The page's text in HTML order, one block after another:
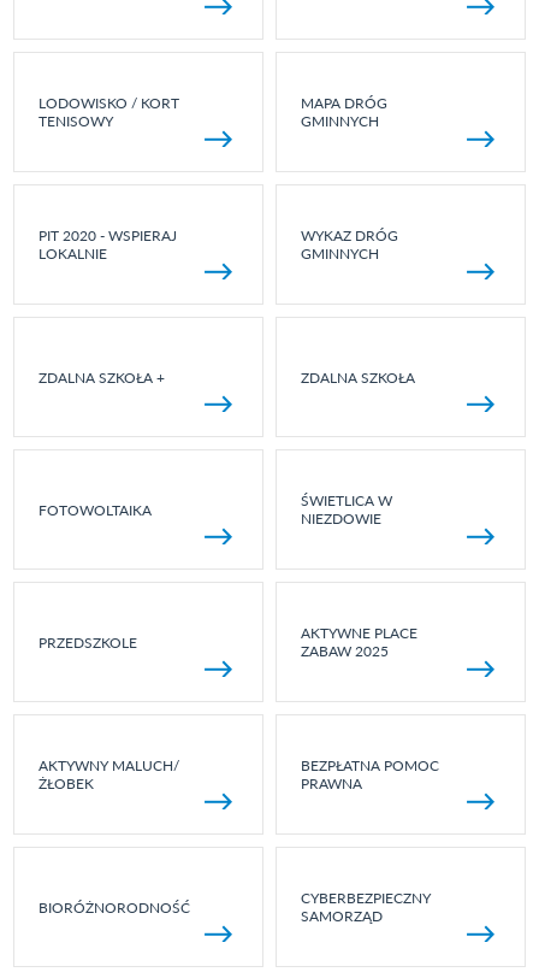
LODOWISKO / KORT
TENISOWY
MAPA DRÓG
GMINNYCH
PIT 2020 - WSPIERAJ
LOKALNIE
WYKAZ DRÓG
GMINNYCH
ZDALNA SZKOŁA + ZDALNA SZKOŁA
FOTOWOLTAIKA
ŚWIETLICA W
NIEZDOWIE
PRZEDSZKOLE
AKTYWNE PLACE
ZABAW 2025
AKTYWNY MALUCH/
ŻŁOBEK
BEZPŁATNA POMOC
PRAWNA
BIORÓŻNORODNOŚĆ
CYBERBEZPIECZNY
SAMORZĄD